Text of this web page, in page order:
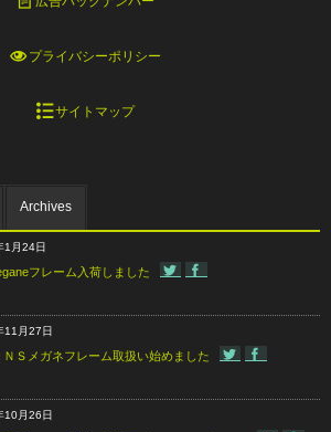
プライバシーポリシー
サイトマップ
Archives
1月24日
フレーム入荷しました
11月27日
ＮＳメガネフレーム取扱い始めました
10月26日